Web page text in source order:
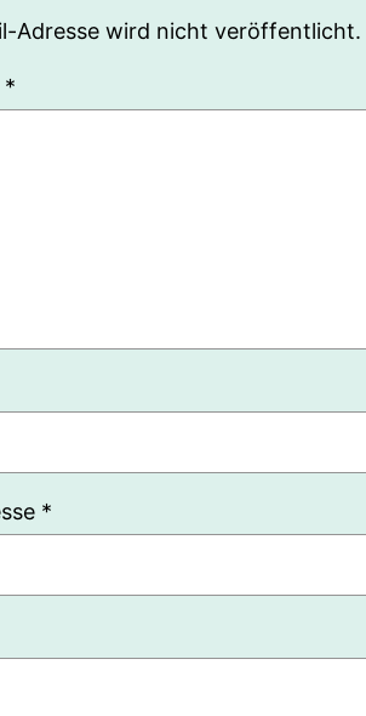
Adresse wird nicht veröffentlicht.
*
*